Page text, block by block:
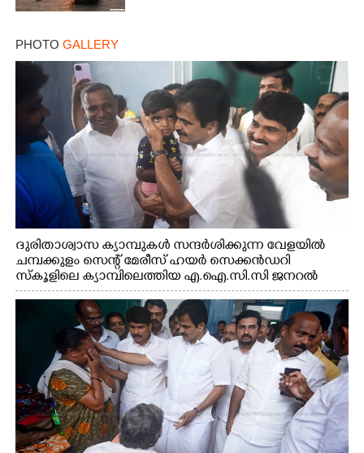
PHOTO GALLERY
ദുരിതാശ്വാസ ക്യാമ്പുകൾ സന്ദർശിക്കുന്ന വേളയിൽ
ചമ്പക്കുളം സെന്റ് മേരീസ് ഹയർ സെക്കൻഡറി
സ്കൂളിലെ ക്യാമ്പിലെത്തിയ എ.ഐ.സി.സി ജനറൽ
സെക്രട്ടറി കെ.സി വേണുഗോപാൽ എം.പി കുരുന്നിനെ
എടുത്ത് ലാളിച്ചപ്പോൾ. സഹകരണ-എക്സൈസ്
വകുപ്പ് മന്ത്രി എം. ലിജു, കൃഷിവകുപ്പ് മന്ത്രി ടി. സിദ്ദിഖ്,
റെജി ചെറിയാൻ എം. എൽ. എ എന്നിവർ സമീപം